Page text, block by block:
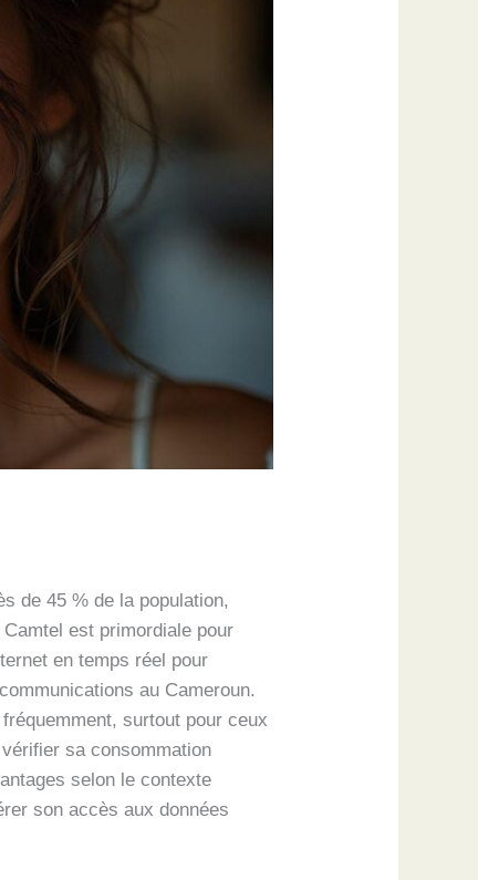
de 45 % de la population,
est primordiale pour
en temps réel pour
au Cameroun.
surtout pour ceux
sa consommation
selon le contexte
son accès aux données